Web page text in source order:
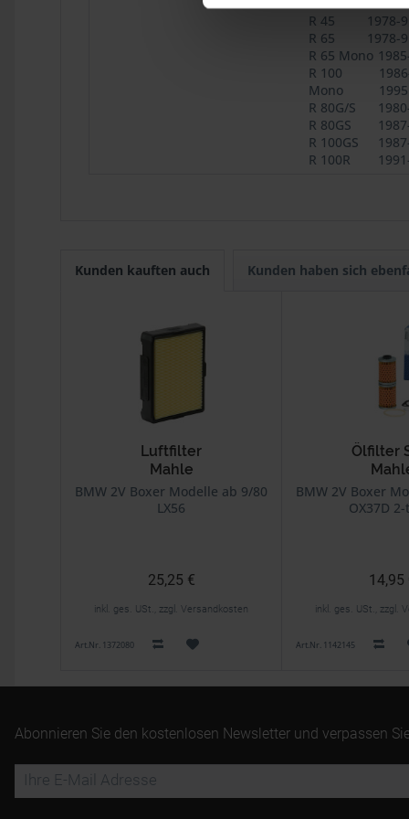
R 45
1978-
R 65
1978-
R 65 Mono
R 100
Mono
1995
R 80G/S
R 80GS
R 100GS
R 100R
Kunden kauften auch Kunden haben sich
Luftfilter
Mahle
BMW 2V Boxer Modelle ab 9/80
LX56
25,25 €
inkl. ges. USt., zzgl. Versandkosten
Art.Nr. 1372080
Ölfilter
BMW 2V Boxer
OX37D
14,95
inkl. ges. USt., zzgl.
Art.Nr. 1142145
Abonnieren Sie den kostenlosen Newsletter und verpassen